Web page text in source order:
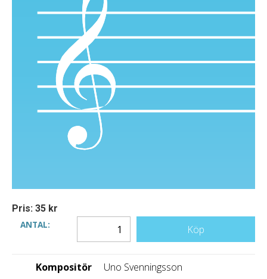
Pris: 35 kr
ANTAL:
Köp
Kompositör
Uno Svenningsson